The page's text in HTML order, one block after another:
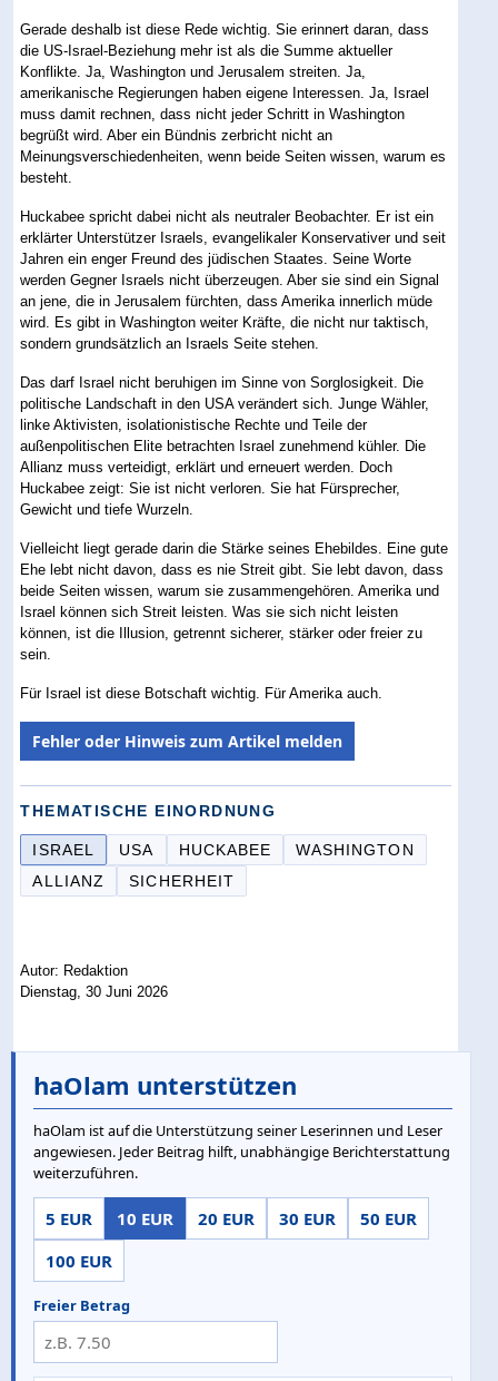
Gerade deshalb ist diese Rede wichtig. Sie erinnert daran, dass
die US-Israel-Beziehung mehr ist als die Summe aktueller
Konflikte. Ja, Washington und Jerusalem streiten. Ja,
amerikanische Regierungen haben eigene Interessen. Ja, Israel
muss damit rechnen, dass nicht jeder Schritt in Washington
begrüßt wird. Aber ein Bündnis zerbricht nicht an
Meinungsverschiedenheiten, wenn beide Seiten wissen, warum es
besteht.
Huckabee spricht dabei nicht als neutraler Beobachter. Er ist ein
erklärter Unterstützer Israels, evangelikaler Konservativer und seit
Jahren ein enger Freund des jüdischen Staates. Seine Worte
werden Gegner Israels nicht überzeugen. Aber sie sind ein Signal
an jene, die in Jerusalem fürchten, dass Amerika innerlich müde
wird. Es gibt in Washington weiter Kräfte, die nicht nur taktisch,
sondern grundsätzlich an Israels Seite stehen.
Das darf Israel nicht beruhigen im Sinne von Sorglosigkeit. Die
politische Landschaft in den USA verändert sich. Junge Wähler,
linke Aktivisten, isolationistische Rechte und Teile der
außenpolitischen Elite betrachten Israel zunehmend kühler. Die
Allianz muss verteidigt, erklärt und erneuert werden. Doch
Huckabee zeigt: Sie ist nicht verloren. Sie hat Fürsprecher,
Gewicht und tiefe Wurzeln.
Vielleicht liegt gerade darin die Stärke seines Ehebildes. Eine gute
Ehe lebt nicht davon, dass es nie Streit gibt. Sie lebt davon, dass
beide Seiten wissen, warum sie zusammengehören. Amerika und
Israel können sich Streit leisten. Was sie sich nicht leisten
können, ist die Illusion, getrennt sicherer, stärker oder freier zu
sein.
Für Israel ist diese Botschaft wichtig. Für Amerika auch.
Fehler oder Hinweis zum Artikel melden
THEMATISCHE EINORDNUNG
ISRAEL USA HUCKABEE
WASHINGTON
ALLIANZ
SICHERHEIT
Autor: Redaktion
Dienstag, 30 Juni 2026
haOlam unterstützen
haOlam ist auf die Unterstützung seiner Leserinnen und Leser
angewiesen. Jeder Beitrag hilft, unabhängige Berichterstattung
weiterzuführen.
5 EUR 10 EUR 20 EUR 30 EUR
50 EUR
100 EUR
Freier Betrag